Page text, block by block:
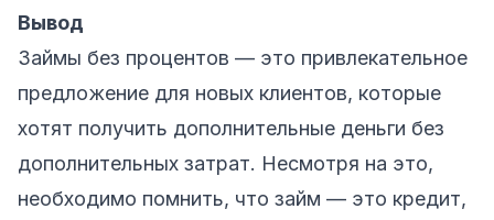
Вывод
Займы без процентов — это привлекательное
предложение для новых клиентов, которые
хотят получить дополнительные деньги без
дополнительных затрат. Несмотря на это,
необходимо помнить, что займ — это кредит,